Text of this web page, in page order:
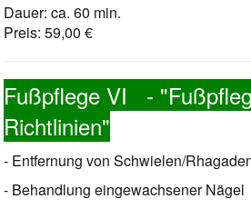
Dauer: ca. 60 min.
Preis: 59,00 €
Fußpflege VI -
Richtlinien"
- Entfernung von Schwielen/
- Behandlung eingewachsener Nägel